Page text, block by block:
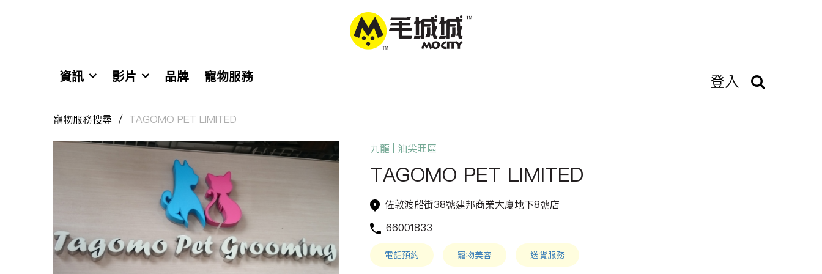
資訊 影片 品牌 寵物服務 登入
寵物服務搜尋 TAGOMO PET LIMITED
九龍 | 油尖旺區
TAGOMO PET LIMITED
佐敦渡船街38號建邦商業大廈地下8號店
66001833
電話預約 寵物美容 送貨服務